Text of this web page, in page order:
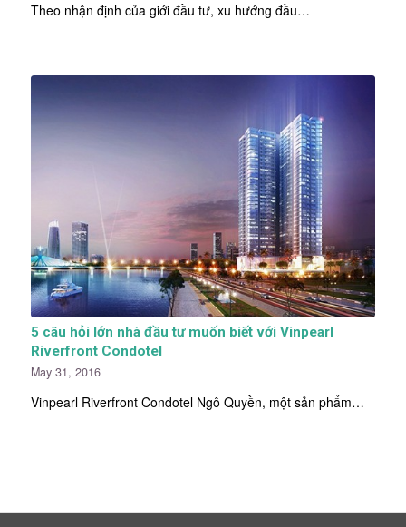
Theo nhận định của giới đầu tư, xu hướng đầu…
5 câu hỏi lớn nhà đầu tư muốn biết với Vinpearl
Riverfront Condotel
May 31, 2016
Vinpearl Riverfront Condotel Ngô Quyền, một sản phẩm…